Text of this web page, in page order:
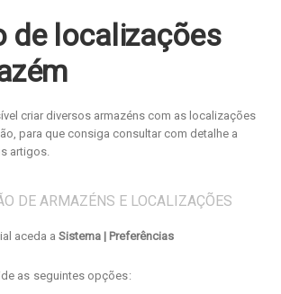
de localizações
criar diversos armazéns com as localizações
para que consiga consultar com detalhe a
artigos.
DE ARMAZÉNS E LOCALIZAÇÕES
aceda a Sistema | Preferências
as seguintes opções: